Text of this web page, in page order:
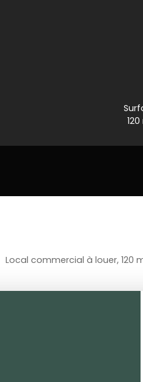
120
Local commercial à louer, 120